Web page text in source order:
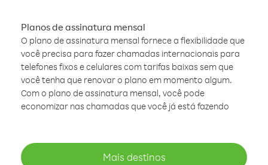
Planos de assinatura mensal
O plano de assinatura mensal fornece a flexibilidade que
você precisa para fazer chamadas internacionais para
telefones fixos e celulares com tarifas baixas sem que
você tenha que renovar o plano em momento algum.
Com o plano de assinatura mensal, você pode
economizar nas chamadas que você já está fazendo
Mais destinos